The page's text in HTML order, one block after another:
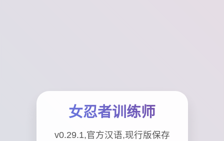
女忍者训练师
v0.29.1,官方汉语,现行版保存